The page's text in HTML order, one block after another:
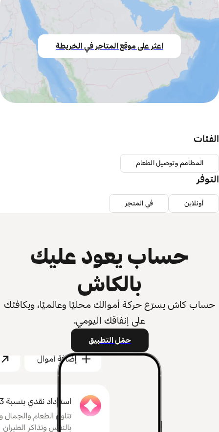
اعثر على موقع المتاجر في الخريطة
الفئات
المطاعم وتوصيل الطعام
التوفر
أونلاين في المتجر
حساب يعود عليك
بالكاش
حساب كاش يسرّع حركة أموالك محليًا وعالميًا، ويكافئك
على إنفاقك اليومي.
حمّل التطبيق